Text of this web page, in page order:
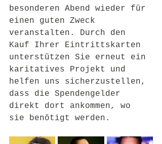
besonderen Abend wieder für
einen guten Zweck
veranstalten. Durch den
Kauf Ihrer Eintrittskarten
unterstützen Sie erneut ein
karitatives Projekt und
helfen uns sicherzustellen,
dass die Spendengelder
direkt dort ankommen, wo
sie benötigt werden.